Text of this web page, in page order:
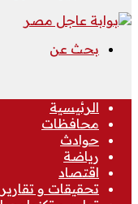
بحث عن
الرئيسية
محافظات
حوادث
رياضة
اقتصاد
تحقيقات و تقارير